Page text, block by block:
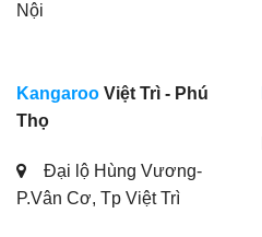
Nội
Kangaroo Việt Trì - Phú
Thọ
Đại lộ Hùng Vương-
P.Vân Cơ, Tp Việt Trì